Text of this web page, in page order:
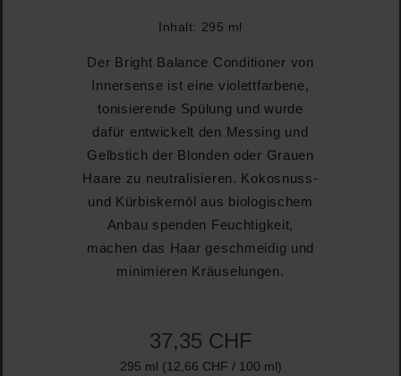
Inhalt: 295 ml
Der Bright Balance Conditioner von
Innersense ist eine violettfarbene,
tonisierende Spülung und wurde
dafür entwickelt den Messing und
Gelbstich der Blonden oder Grauen
Haare zu neutralisieren. Kokosnuss-
und Kürbiskernöl aus biologischem
Anbau spenden Feuchtigkeit,
machen das Haar geschmeidig und
minimieren Kräuselungen.
37,35 CHF
295 ml (12,66 CHF / 100 ml)